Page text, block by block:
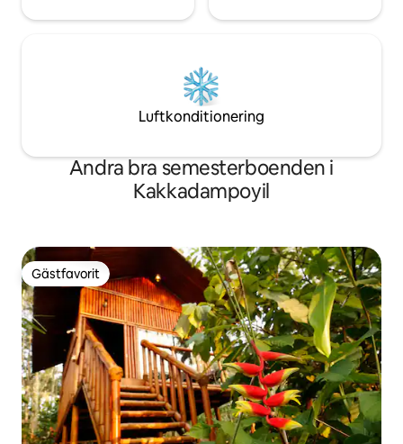
Luftkonditionering
Andra bra semesterboenden i
Kakkadampoyil
Gästfavorit
Gästfavorit